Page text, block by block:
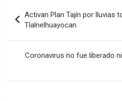
de
entradas
Activan Plan Tajín por lluvias
Tlalnelhuayocan
Coronavirus no fue liberado